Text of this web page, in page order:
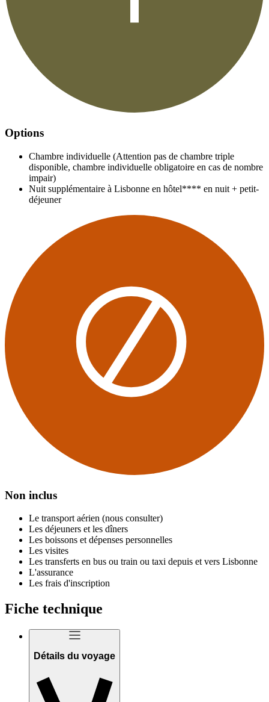
Options
Chambre individuelle (Attention pas de chambre triple
disponible, chambre individuelle obligatoire en cas de nombre
impair)
Nuit supplémentaire à Lisbonne en hôtel**** en nuit + petit-
déjeuner
Non inclus
Le transport aérien (nous consulter)
Les déjeuners et les dîners
Les boissons et dépenses personnelles
Les visites
Les transferts en bus ou train ou taxi depuis et vers Lisbonne
L'assurance
Les frais d'inscription
Fiche technique
Détails du voyage